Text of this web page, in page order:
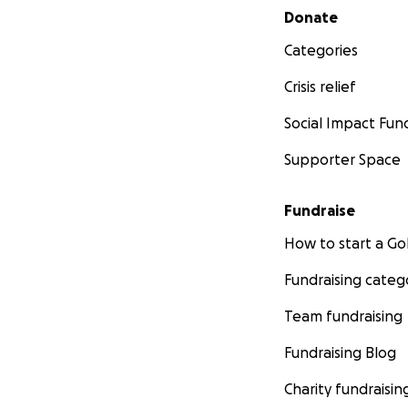
Secondary menu
Donate
Categories
Crisis relief
Social Impact
Supporter Space
Fundraise
How to start a
Fundraising
Team fundraising
Fundraising Blog
Charity